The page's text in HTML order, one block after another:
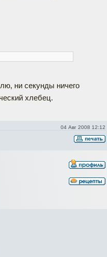
ни секунды ничего
хлебец.
04 Авг 2008 12:12